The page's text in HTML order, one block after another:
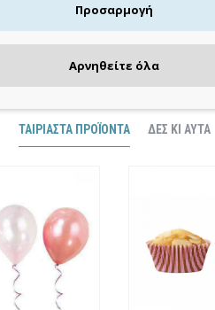
χρεωστική κάρτα, αντικαταβολή
ΤΑΙΡΙΑΣΤΆ ΠΡΟΪΌΝΤΑ ΔΕΣ ΚΙ ΑΥΤΆ
Προσαρμογή
Αρνηθείτε όλα